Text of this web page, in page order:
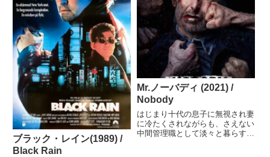
わ...
ブラック・レイン(1989) /
Black Rain
Mr.ノーバディ (2021) /
Nobody
はじまり十代の息子に無視され妻
に冷たくされながらも、さえない
中間管理職として淡々と暮らすハ